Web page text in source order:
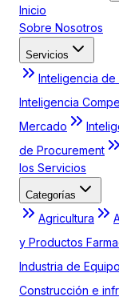
Inicio
Sobre Nosotros
Servicios
Inteligencia
Inteligencia
Mercado
de Procurement
los Servicios
Categorías
Agricultura
y Productos
Industria de
Construcción e